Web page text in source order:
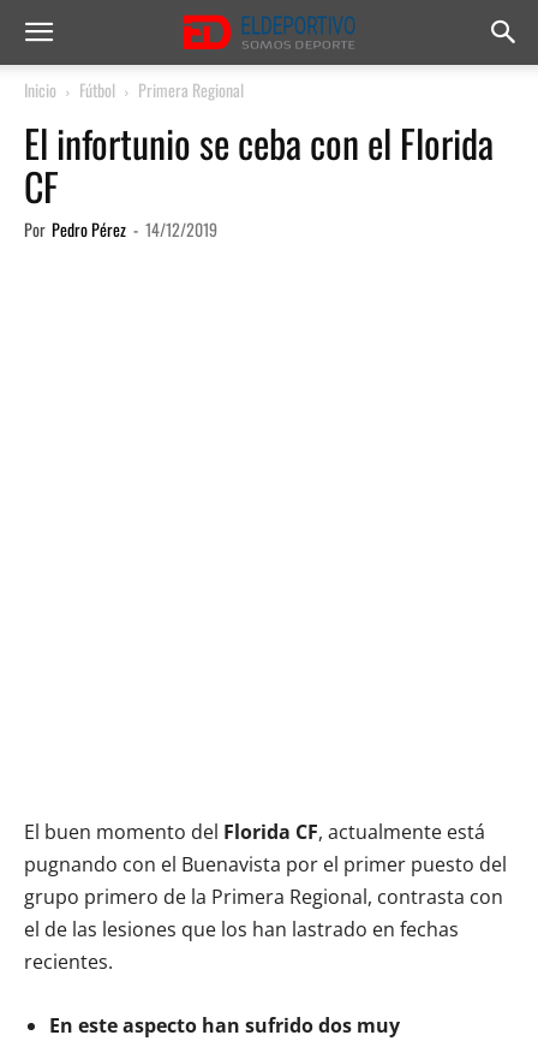
Inicio Fútbol Primera Regional
El infortunio se ceba con el Florida
CF
Por Pedro Pérez - 14/12/2019
El buen momento del Florida CF, actualmente está
pugnando con el Buenavista por el primer puesto del
grupo primero de la Primera Regional, contrasta con
el de las lesiones que los han lastrado en fechas
recientes.
En este aspecto han sufrido dos muy